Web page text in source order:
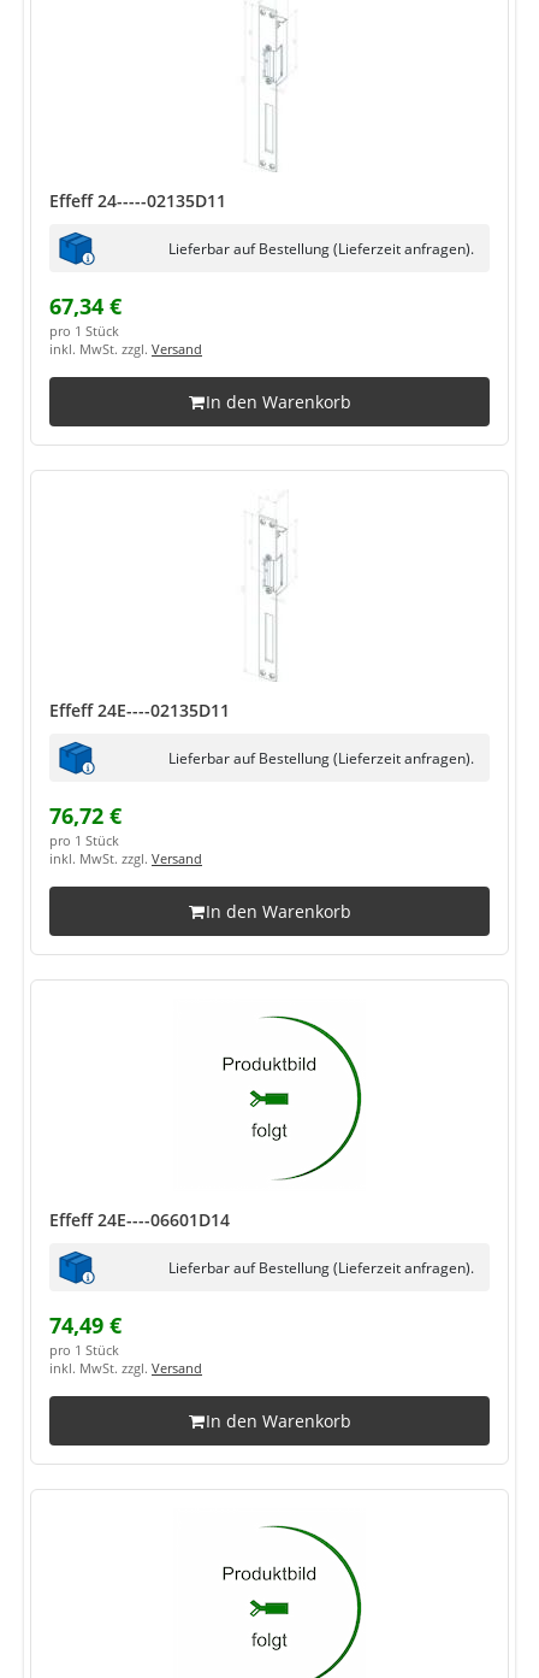
Effeff 24-----02135D11
Lieferbar auf Bestellung (Lieferzeit anfragen).
67,34 €
pro 1 Stück
inkl. MwSt. zzgl. Versand
In den Warenkorb
Effeff 24E----02135D11
Lieferbar auf Bestellung (Lieferzeit anfragen).
76,72 €
pro 1 Stück
inkl. MwSt. zzgl. Versand
In den Warenkorb
Effeff 24E----06601D14
Lieferbar auf Bestellung (Lieferzeit anfragen).
74,49 €
pro 1 Stück
inkl. MwSt. zzgl. Versand
In den Warenkorb